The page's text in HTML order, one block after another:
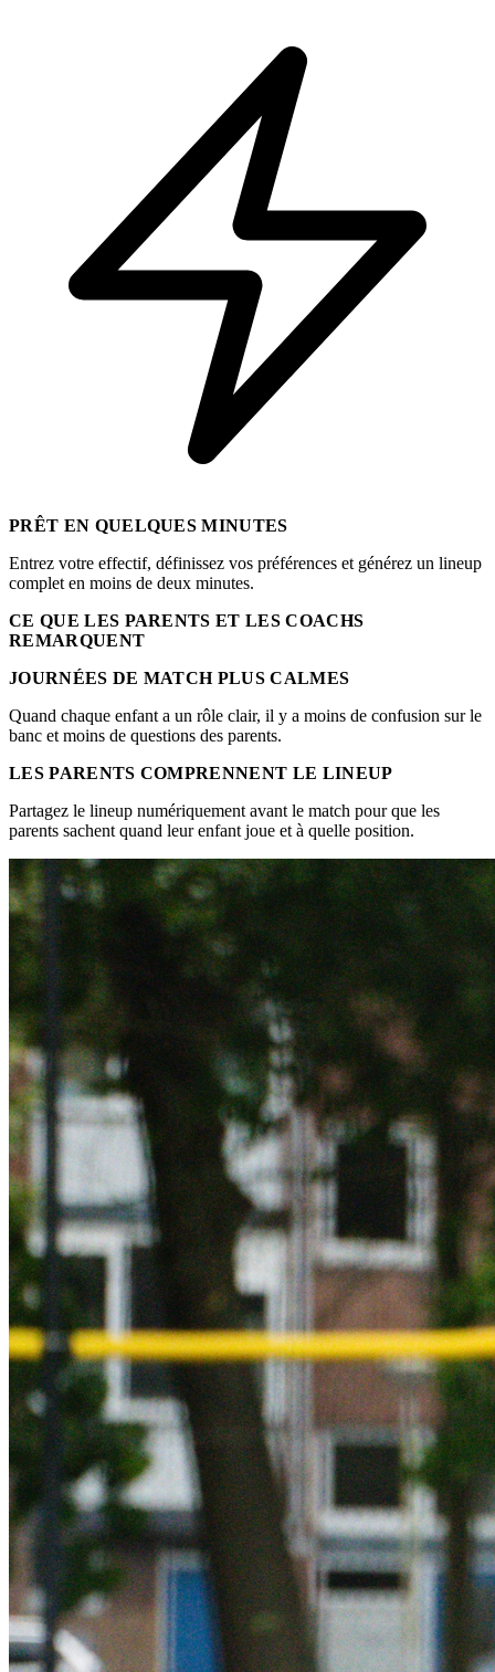
PRÊT EN QUELQUES MINUTES
Entrez votre effectif, définissez vos préférences et générez un lineup
complet en moins de deux minutes.
CE QUE LES PARENTS ET LES COACHS
REMARQUENT
JOURNÉES DE MATCH PLUS CALMES
Quand chaque enfant a un rôle clair, il y a moins de confusion sur le
banc et moins de questions des parents.
LES PARENTS COMPRENNENT LE LINEUP
Partagez le lineup numériquement avant le match pour que les
parents sachent quand leur enfant joue et à quelle position.